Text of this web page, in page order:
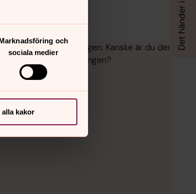
och
sociala medier
alla kakor
inte nog med sorgen. Kanske är du den
ordna med begravningen?